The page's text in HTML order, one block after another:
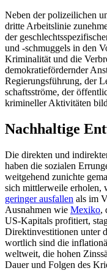
Neben der polizeilichen
dritte Arbeits­linie
der
und ‑schmuggels in den
Kriminalität und die
demokratiefördernder
Regierungsführung, der
schaftsströme, der
krimineller Aktivitä­ten
Nachhaltige
Die direkten und
haben die sozialen
weitgehend zunichte
sich mittler­weile erholen,
geringer ausfallen als im
Ausnahmen wie Mexiko,
US-Kapitals profitiert,
Direktinvestitionen unter
wortlich sind die
weltweit, die hohen
Dauer und Folgen des